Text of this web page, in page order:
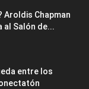
Aroldis Chapman
Salón de...
entre los